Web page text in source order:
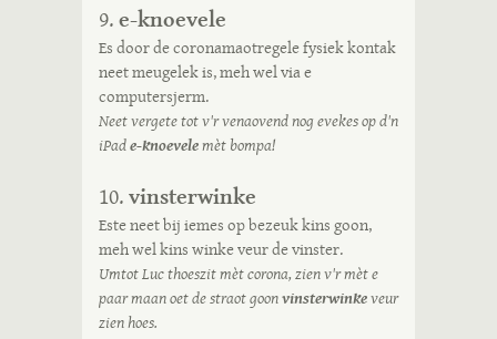
9.e-knoevele
Es door de coronamaotregele fysiek kontak
neet meugelek is, meh wel via e
computersjerm.
Neet vergete tot v'r venaovend nog evekes op d'n
iPade-knoevelemèt bompa!
10.vinsterwinke
Este neet bij iemes op bezeuk kins goon,
meh wel kins winke veur de vinster.
Umtot Luc thoeszit mèt corona, zien v'r mèt e
paar maan oet de straot goonvinsterwinkeveur
zien hoes.